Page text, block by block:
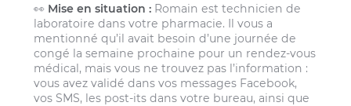
👀 Mise en situation : Romain est technicien de
laboratoire dans votre pharmacie. Il vous a
mentionné qu’il avait besoin d’une journée de
congé la semaine prochaine pour un rendez-vous
médical, mais vous ne trouvez pas l’information :
vous avez validé dans vos messages Facebook,
vos SMS, les post-its dans votre bureau, ainsi que